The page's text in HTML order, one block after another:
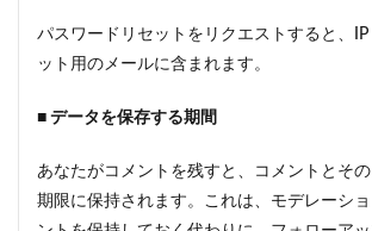
パスワードリセットをリクエストすると、
ット用のメールに含まれます。
■ データを保存する期間
あなたがコメントを残すと、コメントとそ
期限に保持されます。これは、モデレーシ